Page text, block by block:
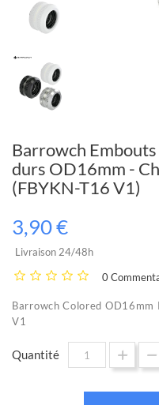
Barrowch
durs OD16mm -
(FBYKN-T16 V1)
3,90 €
Livraison 24/48h
0
Barrowch Colored OD16mm
V1
Quantité